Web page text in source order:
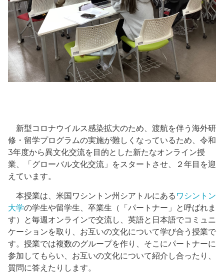
新型コロナウイルス感染拡大のため、渡航を伴う海外研
修・留学プログラムの実施が難しくなっているため、令和
3年度から異文化交流を目的とした新たなオンライン授
業、「グローバル文化交流」をスタートさせ、２年目を迎
えています。
本授業は、米国ワシントン州シアトルにある ワシントン
大学の学生や留学生、卒業生（「パートナー」と呼ばれま
す）と毎週オンラインで交流し、英語と日本語でコミュニ
ケーションを取り、お互いの文化について学び合う授業で
す。授業では複数のグループを作り、そこにパートナーに
参加してもらい、お互いの文化について紹介し合ったり、
質問に答えたりします。